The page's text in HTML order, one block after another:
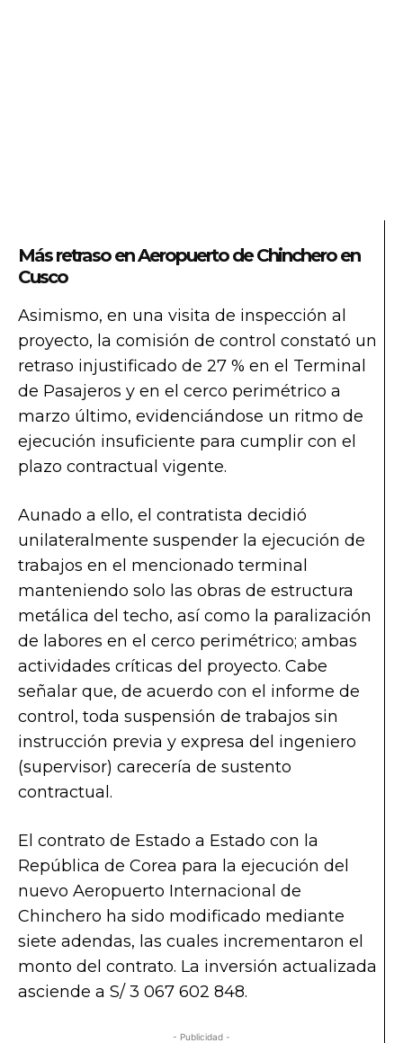
Más retraso en Aeropuerto de Chinchero en
Cusco
Asimismo, en una visita de inspección al
proyecto, la comisión de control constató un
retraso injustificado de 27 % en el Terminal
de Pasajeros y en el cerco perimétrico a
marzo último, evidenciándose un ritmo de
ejecución insuficiente para cumplir con el
plazo contractual vigente.
Aunado a ello, el contratista decidió
unilateralmente suspender la ejecución de
trabajos en el mencionado terminal
manteniendo solo las obras de estructura
metálica del techo, así como la paralización
de labores en el cerco perimétrico; ambas
actividades críticas del proyecto. Cabe
señalar que, de acuerdo con el informe de
control, toda suspensión de trabajos sin
instrucción previa y expresa del ingeniero
(supervisor) carecería de sustento
contractual.
El contrato de Estado a Estado con la
República de Corea para la ejecución del
nuevo Aeropuerto Internacional de
Chinchero ha sido modificado mediante
siete adendas, las cuales incrementaron el
monto del contrato. La inversión actualizada
asciende a S/ 3 067 602 848.
- Publicidad -